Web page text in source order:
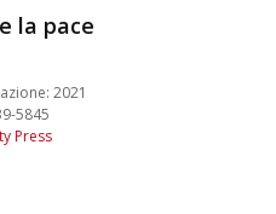
la pace
2021
5845
Press